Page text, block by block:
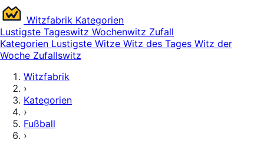
Witzfabrik Kategorien
Lustigste Tageswitz Wochenwitz Zufall
Kategorien Lustigste Witze Witz des Tages Witz der
Woche Zufallswitz
Witzfabrik
›
Kategorien
›
Fußball
›